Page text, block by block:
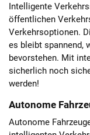
Intelligente
öffentlichen
Verkehrsoptionen.
es bleibt spannend,
bevorstehen. Mit
sicherlich noch
werden!
Autonome
Autonome